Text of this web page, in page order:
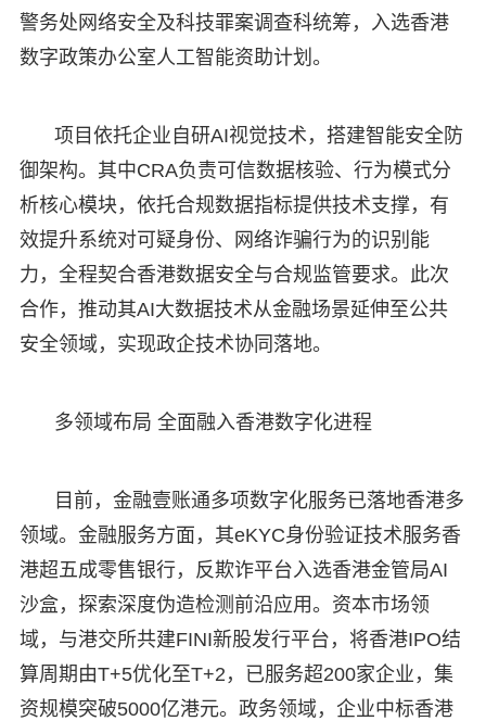
警务处网络安全及科技罪案调查科统筹，入选香港
数字政策办公室人工智能资助计划。
项目依托企业自研AI视觉技术，搭建智能安全防
御架构。其中CRA负责可信数据核验、行为模式分
析核心模块，依托合规数据指标提供技术支撑，有
效提升系统对可疑身份、网络诈骗行为的识别能
力，全程契合香港数据安全与合规监管要求。此次
合作，推动其AI大数据技术从金融场景延伸至公共
安全领域，实现政企技术协同落地。
多领域布局 全面融入香港数字化进程
目前，金融壹账通多项数字化服务已落地香港多
领域。金融服务方面，其eKYC身份验证技术服务香
港超五成零售银行，反欺诈平台入选香港金管局AI
沙盒，探索深度伪造检测前沿应用。资本市场领
域，与港交所共建FINI新股发行平台，将香港IPO结
算周期由T+5优化至T+2，已服务超200家企业，集
资规模突破5000亿港元。政务领域，企业中标香港